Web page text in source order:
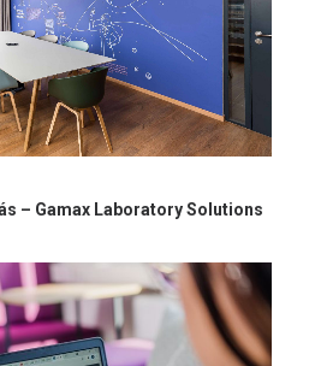
– Gamax Laboratory Solutions